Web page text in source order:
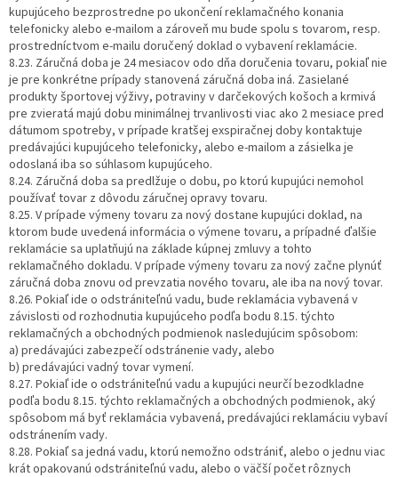
kupujúceho bezprostredne po ukončení reklamačného konania
telefonicky alebo e-mailom a zároveň mu bude spolu s tovarom, resp.
prostredníctvom e-mailu doručený doklad o vybavení reklamácie.
8.23. Záručná doba je 24 mesiacov odo dňa doručenia tovaru, pokiaľ nie
je pre konkrétne prípady stanovená záručná doba iná. Zasielané
produkty športovej výživy, potraviny v darčekových košoch a krmivá
pre zvieratá majú dobu minimálnej trvanlivosti viac ako 2 mesiace pred
dátumom spotreby, v prípade kratšej exspiračnej doby kontaktuje
predávajúci kupujúceho telefonicky, alebo e-mailom a zásielka je
odoslaná iba so súhlasom kupujúceho.
8.24. Záručná doba sa predlžuje o dobu, po ktorú kupujúci nemohol
používať tovar z dôvodu záručnej opravy tovaru.
8.25. V prípade výmeny tovaru za nový dostane kupujúci doklad, na
ktorom bude uvedená informácia o výmene tovaru, a prípadné ďalšie
reklamácie sa uplatňujú na základe kúpnej zmluvy a tohto
reklamačného dokladu. V prípade výmeny tovaru za nový začne plynúť
záručná doba znovu od prevzatia nového tovaru, ale iba na nový tovar.
8.26. Pokiaľ ide o odstrániteľnú vadu, bude reklamácia vybavená v
závislosti od rozhodnutia kupujúceho podľa bodu 8.15. týchto
reklamačných a obchodných podmienok nasledujúcim spôsobom:
a) predávajúci zabezpečí odstránenie vady, alebo
b) predávajúci vadný tovar vymení.
8.27. Pokiaľ ide o odstrániteľnú vadu a kupujúci neurčí bezodkladne
podľa bodu 8.15. týchto reklamačných a obchodných podmienok, aký
spôsobom má byť reklamácia vybavená, predávajúci reklamáciu vybaví
odstránením vady.
8.28. Pokiaľ sa jedná vadu, ktorú nemožno odstrániť, alebo o jednu viac
krát opakovanú odstrániteľnú vadu, alebo o väčší počet rôznych